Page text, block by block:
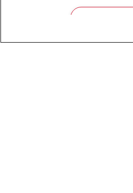
Politique de confidentialité